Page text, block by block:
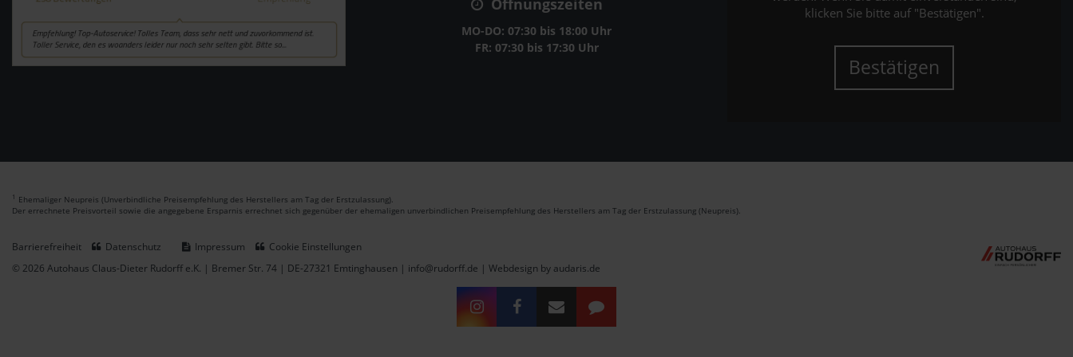
Öffnungszeiten
MO-DO: 07:30 bis 18:00 Uhr
FR: 07:30 bis 17:30 Uhr
klicken Sie bitte auf "Bestätigen".
Bestätigen
1 Ehemaliger Neupreis (Unverbindliche Preisempfehlung des Herstellers am Tag der Erstzulassung).
Der errechnete Preisvorteil sowie die angegebene Ersparnis errechnet sich gegenüber der ehemaligen unverbindlichen Preisempfehlung des Herstellers am Tag der Erstzulassung (Neupreis).
Barrierefreiheit Datenschutz Impressum
Cookie Einstellungen
© 2026 Autohaus Claus-Dieter Rudorff e.K. | Bremer Str. 74 | DE-27321 Emtinghausen | info@rudorff.de | Webdesign by audaris.de